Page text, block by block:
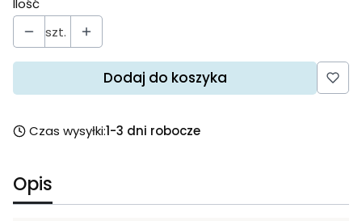
Ilość
szt.
Dodaj do koszyka
Czas wysyłki:1-3 dni robocze
Opis